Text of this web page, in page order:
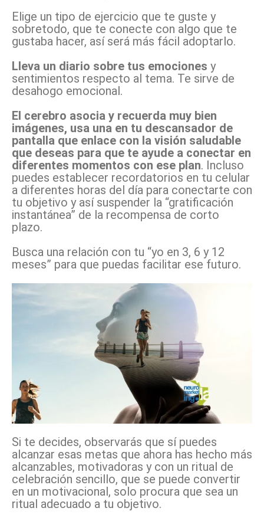
Elige un tipo de ejercicio que te guste y
sobretodo, que te conecte con algo que te
gustaba hacer, así será más fácil adoptarlo.
Lleva un diario sobre tus emociones y
sentimientos respecto al tema. Te sirve de
desahogo emocional.
El cerebro asocia y recuerda muy bien
imágenes, usa una en tu descansador de
pantalla que enlace con la visión saludable
que deseas para que te ayude a conectar en
diferentes momentos con ese plan. Incluso
puedes establecer recordatorios en tu celular
a diferentes horas del día para conectarte con
tu objetivo y así suspender la “gratificación
instantánea” de la recompensa de corto
plazo.
Busca una relación con tu “yo en 3, 6 y 12
meses” para que puedas facilitar ese futuro.
Si te decides, observarás que sí puedes
alcanzar esas metas que ahora has hecho más
alcanzables, motivadoras y con un ritual de
celebración sencillo, que se puede convertir
en un motivacional, solo procura que sea un
ritual adecuado a tu objetivo.